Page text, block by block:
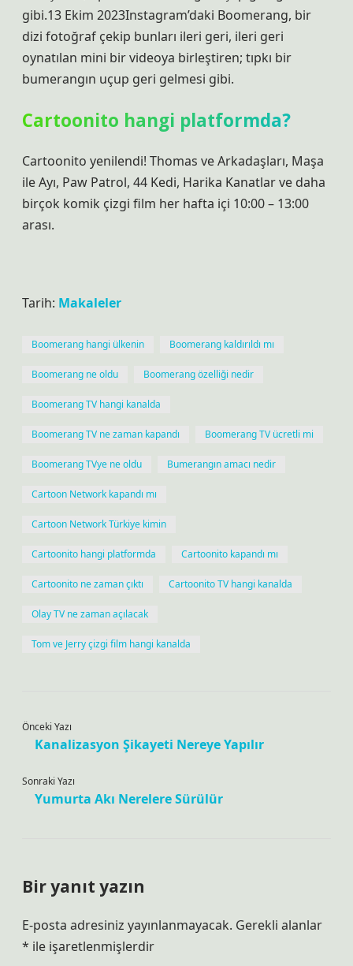
gibi.13 Ekim 2023Instagram’daki Boomerang, bir
dizi fotoğraf çekip bunları ileri geri, ileri geri
oynatılan mini bir videoya birleştiren; tıpkı bir
bumerangın uçup geri gelmesi gibi.
Cartoonito hangi platformda?
Cartoonito yenilendi! Thomas ve Arkadaşları, Maşa
ile Ayı, Paw Patrol, 44 Kedi, Harika Kanatlar ve daha
birçok komik çizgi film her hafta içi 10:00 – 13:00
arası.
Tarih: Makaleler
Boomerang hangi ülkenin Boomerang kaldırıldı mı
Boomerang ne oldu Boomerang özelliği nedir
Boomerang TV hangi kanalda
Boomerang TV ne zaman kapandı Boomerang TV ücretli mi
Boomerang TVye ne oldu Bumerangın amacı nedir
Cartoon Network kapandı mı
Cartoon Network Türkiye kimin
Cartoonito hangi platformda Cartoonito kapandı mı
Cartoonito ne zaman çıktı Cartoonito TV hangi kanalda
Olay TV ne zaman açılacak
Tom ve Jerry çizgi film hangi kanalda
Önceki Yazı
Kanalizasyon Şikayeti Nereye Yapılır
Sonraki Yazı
Yumurta Akı Nerelere Sürülür
Bir yanıt yazın
E-posta adresiniz yayınlanmayacak. Gerekli alanlar
* ile işaretlenmişlerdir